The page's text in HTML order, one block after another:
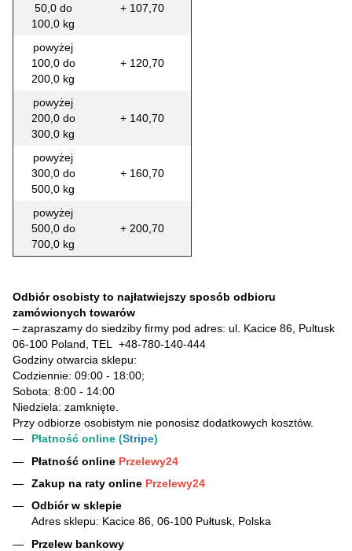
50,0 do
100,0 kg
+ 107,70
powyżej
100,0 do
200,0 kg
+ 120,70
powyżej
200,0 do
300,0 kg
+ 140,70
powyżej
300,0 do
500,0 kg
+ 160,70
powyżej
500,0 do
700,0 kg
+ 200,70
Odbiór osobisty to najłatwiejszy sposób odbioru
zamówionych towarów
– zapraszamy do siedziby firmy pod adres: ul. Kacice 86, Pultusk
06-100 Poland, TEL +48-780-140-444
Godziny otwarcia sklepu:
Codziennie: 09:00 - 18:00;
Sobota: 8:00 - 14:00
Niedziela: zamknięte.
Przy odbiorze osobistym nie ponosisz dodatkowych kosztów.
Płatność online (Stripe)
Płatność online Przelewy24
Zakup na raty online Przelewy24
Odbiór w sklepie
Adres sklepu: Kacice 86, 06-100 Pułtusk, Polska
Przelew bankowy